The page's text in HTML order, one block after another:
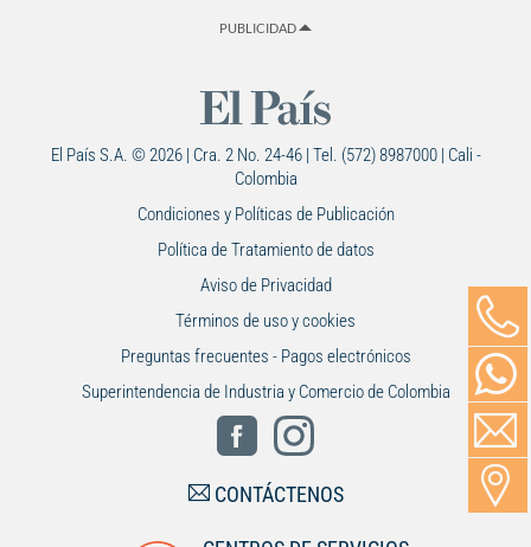
PUBLICIDAD
El País S.A. © 2026 | Cra. 2 No. 24-46 | Tel. (572) 8987000 | Cali -
Colombia
Condiciones y Políticas de Publicación
Política de Tratamiento de datos
Aviso de Privacidad
Términos de uso y cookies
Preguntas frecuentes - Pagos electrónicos
Superintendencia de Industria y Comercio de Colombia
CONTÁCTENOS